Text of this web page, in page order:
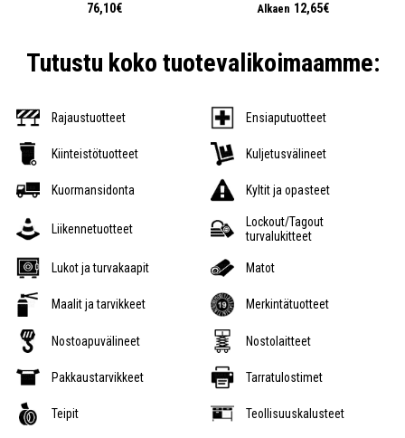
76,10€ Alkaen 12,65€
Tutustu koko tuotevalikoimaamme:
Rajaustuotteet Ensiaputuotteet
Kiinteistötuotteet Kuljetusvälineet
Kuormansidonta Kyltit ja opasteet
Liikennetuotteet
Lockout/Tagout
turvalukitteet
Lukot ja turvakaapit Matot
Maalit ja tarvikkeet Merkintätuotteet
Nostoapuvälineet Nostolaitteet
Pakkaustarvikkeet Tarratulostimet
Teipit Teollisuuskalusteet